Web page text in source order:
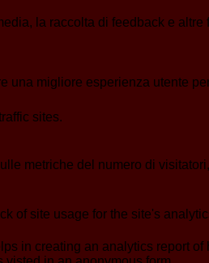
la raccolta di feedback e altre
una migliore esperienza utente
sites.
metriche del numero di
of site usage for the site's
in creating an analytics report of